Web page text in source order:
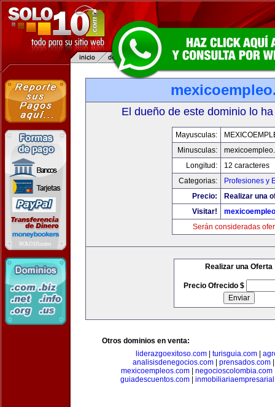
El dueño de este dominio lo
Mayusculas:
Minusculas:
Longitud:
12 caracteres
Categorias:
Profesiones y
Precio:
Realizar una
Visitar!
Serán consideradas
Realizar una Oferta
Precio Ofrecido $
Otros dominios en venta:
liderazgoexitoso.com| turisguia.com|
analisisdenegocios.com
prensados.com
mexicoempleos.com
negocioscolombia.com
guiadescuentos.com